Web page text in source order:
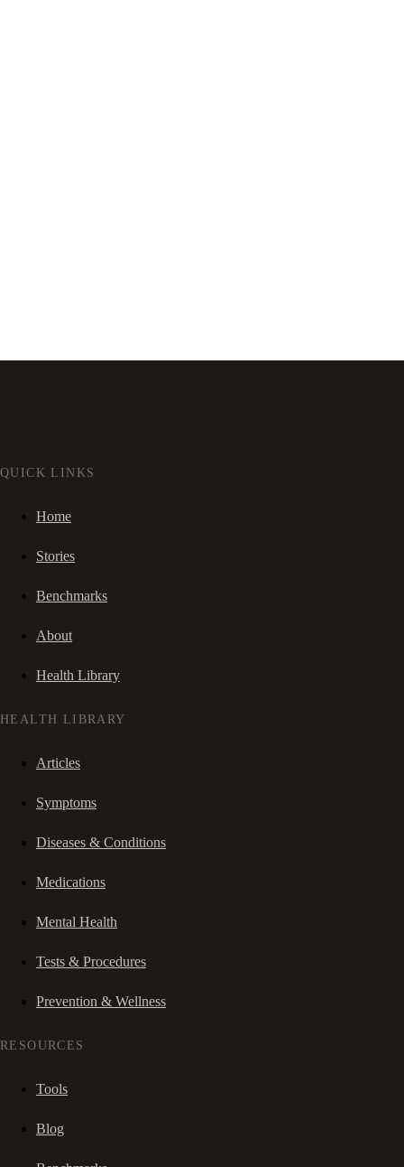
QUICK LINKS
Home
Stories
Benchmarks
About
Health Library
HEALTH LIBRARY
Articles
Symptoms
Diseases & Conditions
Medications
Mental Health
Tests & Procedures
Prevention & Wellness
RESOURCES
Tools
Blog